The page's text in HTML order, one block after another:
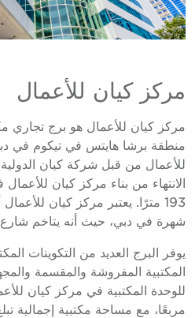
مركز كيان للأعمال
منطقة برشا هايتس في تيكوم في
للأعمال من قبل شركة كيان الدولية
193 مترًا. يعتبر مركز كيان للأعمال
شهرة في دبي، حيث أنه يتاخم شارع
يوفر البرج العديد من التكوينات
المكتبية المفروشة والمقسمة